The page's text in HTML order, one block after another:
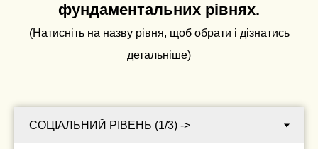
фундаментальних рівнях.
(Натисніть на назву рівня, щоб обрати і дізнатись
детальніше)